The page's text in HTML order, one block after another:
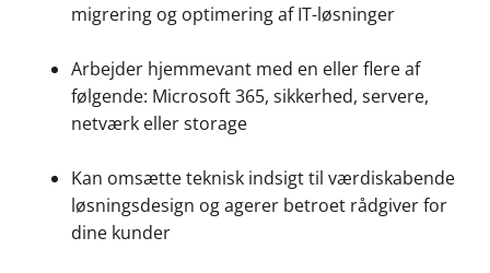
migrering og optimering af IT-løsninger
Arbejder hjemmevant med en eller flere af
følgende: Microsoft 365, sikkerhed, servere,
netværk eller storage
Kan omsætte teknisk indsigt til værdiskabende
løsningsdesign og agerer betroet rådgiver for
dine kunder